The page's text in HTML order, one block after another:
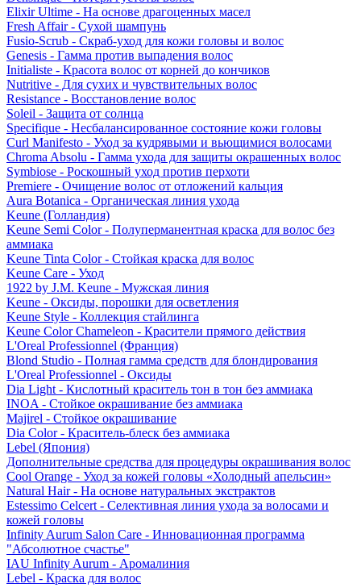
Elixir Ultime - На основе драгоценных масел
Fresh Affair - Сухой шампунь
Fusio-Scrub - Скраб-уход для кожи головы и волос
Genesis - Гамма против выпадения волос
Initialiste - Красота волос от корней до кончиков
Nutritive - Для сухих и чувствительных волос
Resistance - Восстановление волос
Soleil - Защита от солнца
Specifique - Несбалансированное состояние кожи головы
Curl Manifesto - Уход за кудрявыми и вьющимися волосами
Chroma Absolu - Гамма ухода для защиты окрашенных волос
Symbiose - Роскошный уход против перхоти
Premiere - Очищение волос от отложений кальция
Aura Botanica - Органическая линия ухода
Keune (Голландия)
Keune Semi Color - Полуперманентная краска для волос без
аммиака
Keune Tinta Color - Стойкая краска для волос
Keune Care - Уход
1922 by J.M. Keune - Мужская линия
Keune - Оксиды, порошки для осветления
Keune Style - Коллекция стайлинга
Keune Color Chameleon - Красители прямого действия
L'Oreal Professionnel (Франция)
Blond Studio - Полная гамма средств для блондирования
L'Oreal Professionnel - Оксиды
Dia Light - Кислотный краситель тон в тон без аммиака
INOA - Стойкое окрашивание без аммиака
Majirel - Стойкое окрашивание
Dia Color - Краситель-блеск без аммиака
Lebel (Япония)
Дополнительные средства для процедуры окрашивания волос
Cool Orange - Уход за кожей головы «Холодный апельсин»
Natural Hair - На основе натуральных экстрактов
Estessimo Celcert - Селективная линия ухода за волосами и
кожей головы
Infinity Aurum Salon Care - Инновационная программа
"Абсолютное счастье"
IAU Infinity Aurum - Аромалиния
Lebel - Краска для волос